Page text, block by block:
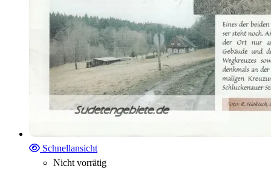
Schnellansicht
Nicht vorrätig